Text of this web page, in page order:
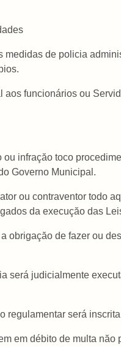
medidas de policia
aos funcionários ou
infraçăo toco
Governo Municipal.
ou contraventor todo
da execuçăo das
obrigaçăo de fazer ou
será judicialmente
regulamentar será
em débito de multa